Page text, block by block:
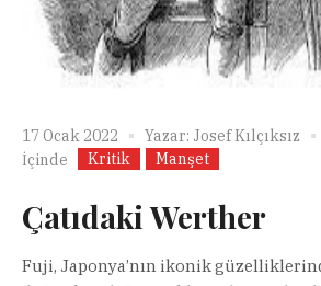
17 Ocak 2022 Yazar: Josef Kılçıksız
İçinde
Kritik Manşet
Çatıdaki Werther
Fuji, Japonya’nın ikonik